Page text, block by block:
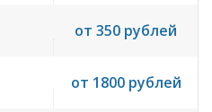
от 350 рублей
от 1800 рублей